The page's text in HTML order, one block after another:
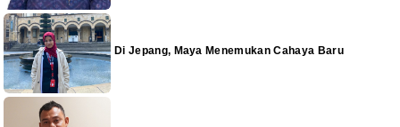
Di Jepang, Maya Menemukan Cahaya Baru